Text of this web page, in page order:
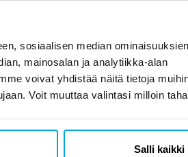
sosiaalisen median
mainosalan ja analytiikka-alan
voivat yhdistää näitä tietoja
Voit muuttaa valintasi milloin
Salli kaikki
Serpentiinit - Vihreät